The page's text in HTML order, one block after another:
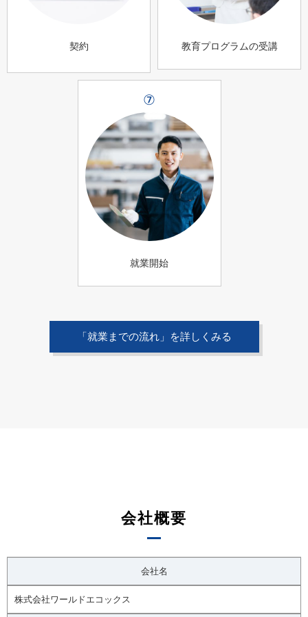
契約 教育プログラムの受講
⑦
就業開始
「就業までの流れ」を詳しくみる
会社概要
会社名
株式会社ワールドエコックス